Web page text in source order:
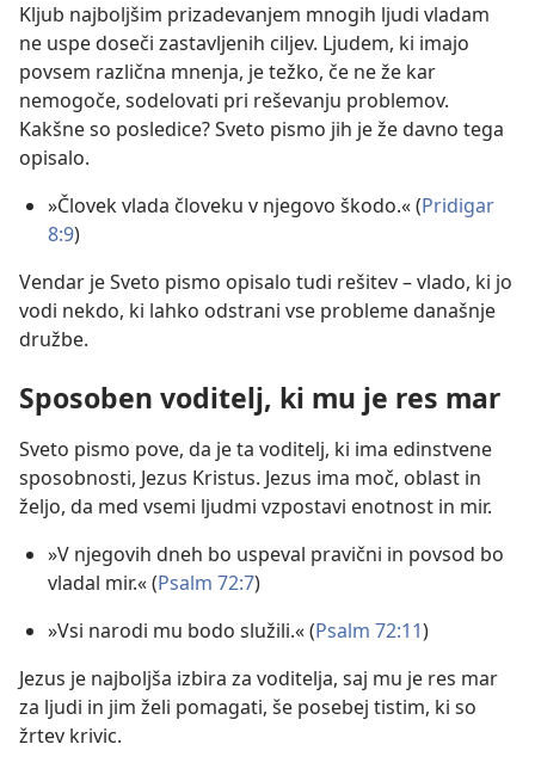
Kljub najboljšim prizadevanjem mnogih ljudi vladam
ne uspe doseči zastavljenih ciljev. Ljudem, ki imajo
povsem različna mnenja, je težko, če ne že kar
nemogoče, sodelovati pri reševanju problemov.
Kakšne so posledice? Sveto pismo jih je že davno tega
opisalo.
»Človek vlada človeku v njegovo škodo.« (Pridigar
8:9)
Vendar je Sveto pismo opisalo tudi rešitev – vlado, ki jo
vodi nekdo, ki lahko odstrani vse probleme današnje
družbe.
Sposoben voditelj, ki mu je res mar
Sveto pismo pove, da je ta voditelj, ki ima edinstvene
sposobnosti, Jezus Kristus. Jezus ima moč, oblast in
željo, da med vsemi ljudmi vzpostavi enotnost in mir.
»V njegovih dneh bo uspeval pravični in povsod bo
vladal mir.« (Psalm 72:7)
»Vsi narodi mu bodo služili.« (Psalm 72:11)
Jezus je najboljša izbira za voditelja, saj mu je res mar
za ljudi in jim želi pomagati, še posebej tistim, ki so
žrtev krivic.